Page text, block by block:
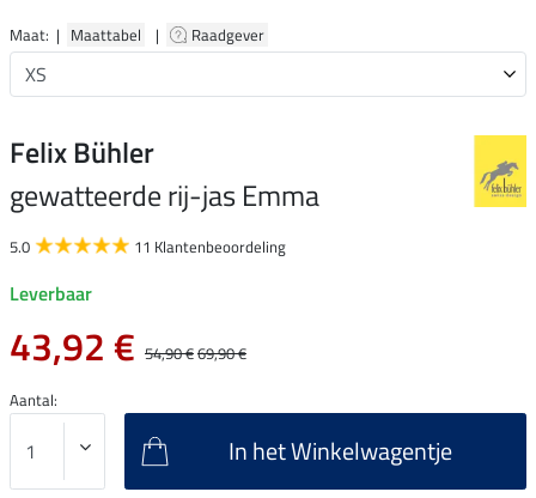
Maat: | Maattabel | Raadgever
Felix Bühler
gewatteerde rij-jas Emma
5.0 11 Klantenbeoordeling
Leverbaar
43,92 € 54,90 €69,90 €
Aantal:
In het Winkelwagentje